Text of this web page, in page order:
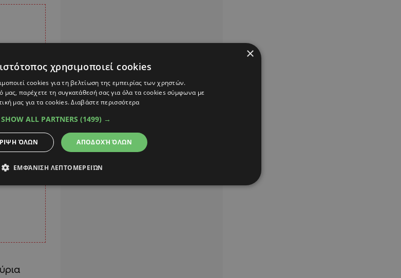
×
χρησιμοποιεί cookies
cookies για τη βελτίωση της εμπειρίας των χρηστών.
μας, παρέχετε τη συγκατάθεσή σας για όλα τα cookies σύμφωνα με
μας για τα cookies.Διαβάστε περισσότερα
SHOW ALL PARTNERS (1499) →
ΑΠΟΔΟΧΉ ΌΛΩΝ
ΌΛΩΝ
ΕΜΦΆΝΙΣΗ ΛΕΠΤΟΜΕΡΕΙΏΝ